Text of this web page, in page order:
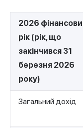
2026
рік (рік, що
закінчився 31
березня 2026
року)
Загальний дохід